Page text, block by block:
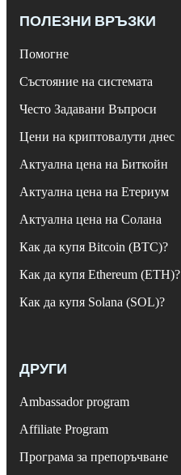
ПОЛЕЗНИ ВРЪЗКИ
Помогне
Състояние на системата
Често Задавани Въпроси
Цени на криптовалути днес
Актуална цена на Биткойн
Актуална цена на Етериум
Актуална цена на Солана
Как да купя Bitcoin (BTC)?
Как да купя Ethereum (ETH)?
Как да купя Solana (SOL)?
ДРУГИ
Ambassador program
Affiliate Program
Програма за препоръчване